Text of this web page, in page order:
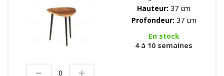
Hauteur: 37 cm
Profondeur: 37 cm
En stock
4 à 10 semaines